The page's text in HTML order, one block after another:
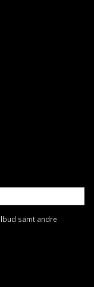
samt andre